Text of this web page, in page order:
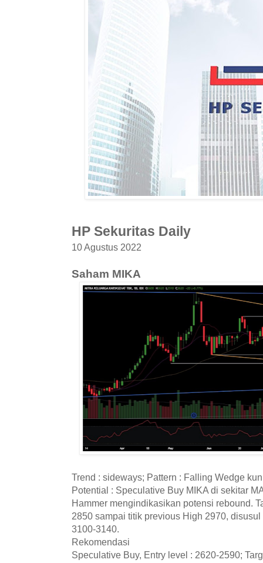
HP Sekuritas Daily
10 Agustus 2022
Saham MIKA
Trend : sideways; Pattern : Falling Wedge
Potential : Speculative Buy MIKA di sekitar
Hammer mengindikasikan potensi rebound.
2850 sampai titik previous High 2970,
3100-3140.
Rekomendasi
Speculative Buy, Entry level : 2620-2590;